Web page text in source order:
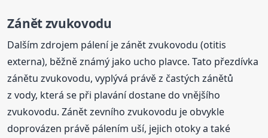
Zánět zvukovodu
Dalším zdrojem pálení je zánět zvukovodu (otitis
externa), běžně známý jako ucho plavce. Tato přezdívka
zánětu zvukovodu, vyplývá právě z častých zánětů
z vody, která se při plavání dostane do vnějšího
zvukovodu. Zánět zevního zvukovodu je obvykle
doprovázen právě pálením uší, jejich otoky a také